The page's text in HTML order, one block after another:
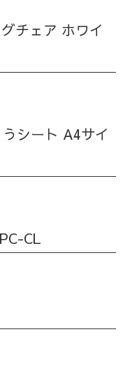
チェア ホワイ
シート A4サイ
CL